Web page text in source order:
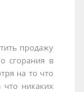
продажу
сгорания в
на то что
что никаких